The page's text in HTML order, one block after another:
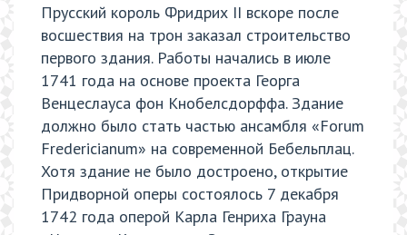
Прусский король Фридрих II вскоре после
восшествия на трон заказал строительство
первого здания. Работы начались в июле
1741 года на основе проекта Георга
Венцеслауса фон Кнобелсдорффа. Здание
должно было стать частью ансамбля «Forum
Fredericianum» на современной Бебельплац.
Хотя здание не было достроено, открытие
Придворной оперы состоялось 7 декабря
1742 года оперой Карла Генриха Грауна